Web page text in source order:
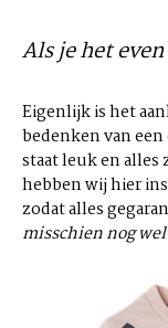
Als je het
Eigenlijk is het
bedenken van
staat leuk en
hebben wij hier
zodat alles
misschien nog